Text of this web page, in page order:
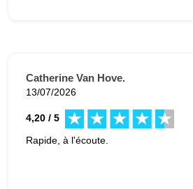
Catherine Van Hove.
13/07/2026
4,20 / 5
Rapide, à l'écoute.